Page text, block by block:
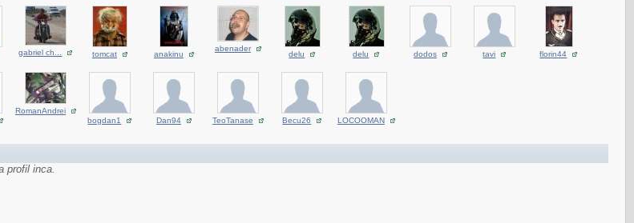
gabriel ch... tomcat anakinu
abenader
delu delu dodos tavi florin44
RomanAndrei
bogdan1
Dan94 TeoTanase Becu26 LOCOOMAN
profil inca.